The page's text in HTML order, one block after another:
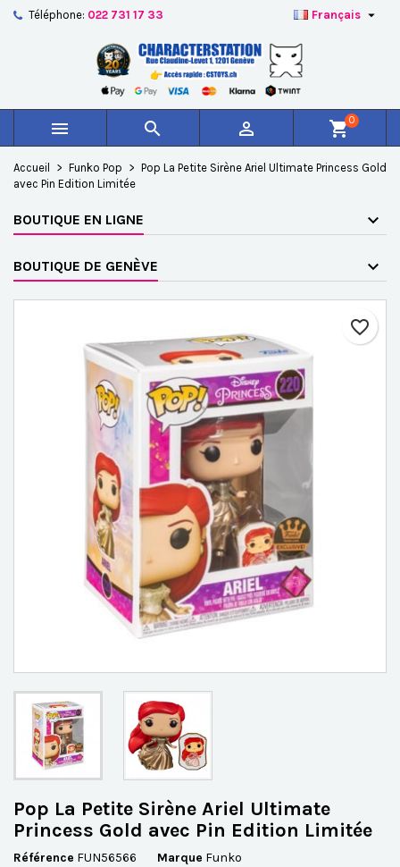
Téléphone: 022 731 17 33 Français 
   shopping_cart0
Accueil Funko Pop
Pop La Petite Sirène Ariel Ultimate Princess Gold
avec Pin Edition Limitée
BOUTIQUE EN LIGNE
BOUTIQUE DE GENÈVE
favorite_border
Pop La Petite Sirène Ariel Ultimate
Princess Gold avec Pin Edition Limitée
Référence FUN56566 Marque Funko
Créer une nouvelle liste
Nom de la liste d'envies
Annuler Créer une liste d'envies
Vous devez être connecté pour ajouter des produits à
votre liste d'envies.